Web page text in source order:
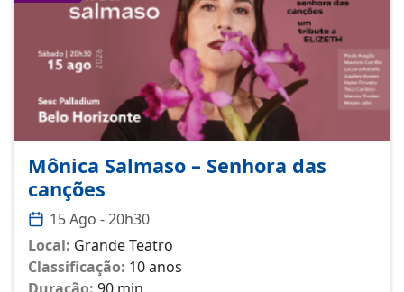
Mônica Salmaso – Senhora das
canções
15 Ago - 20h30
Local: Grande Teatro
Classificação: 10 anos
Duração: 90 min